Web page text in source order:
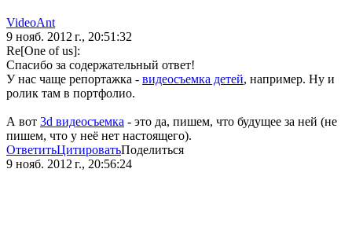
VideoAnt
9 нояб. 2012 г., 20:51:32
Re[One of us]:
Спасибо за содержательный ответ!
У нас чаще репортажка - видеосъемка детей, например. Ну и
ролик там в портфолио.
А вот 3d видеосъемка - это да, пишем, что будущее за ней (не
пишем, что у неё нет настоящего).
ОтветитьЦитироватьПоделиться
9 нояб. 2012 г., 20:56:24